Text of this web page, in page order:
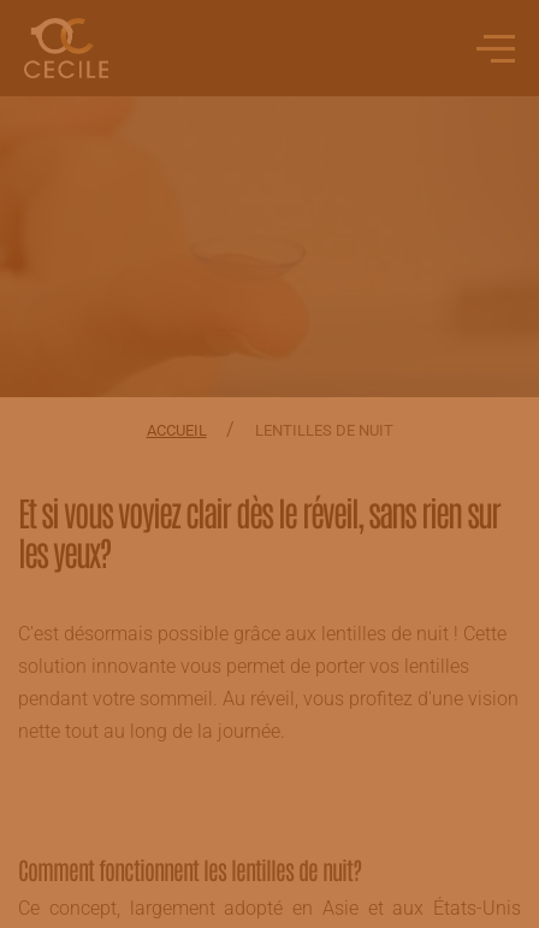
ACCUEIL / LENTILLES DE NUIT
Et si vous voyiez clair dès le réveil, sans rien sur
les yeux?
C'est désormais possible grâce aux lentilles de nuit ! Cette
solution innovante vous permet de porter vos lentilles
pendant votre sommeil. Au réveil, vous profitez d'une vision
nette tout au long de la journée.
Comment fonctionnent les lentilles de nuit?
Ce concept, largement adopté en Asie et aux États-Unis